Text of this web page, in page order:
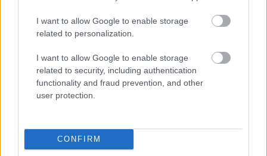
I want to allow Google to enable storage
related to personalization.
I want to allow Google to enable storage
related to security, including authentication
functionality and fraud prevention, and other
user protection.
CONFIRM
során minden hónap második keddjén jelenik meg
az aktuális hibajavító csomag. Igaz, ettől ...